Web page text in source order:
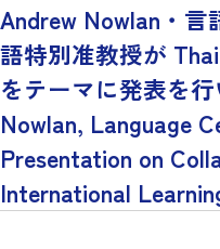
Andrew Nowlan・
語特別准教授が
をテーマに発表を
Nowlan, Language
Presentation on
International